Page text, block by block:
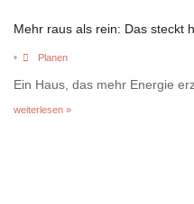
Mehr raus als rein: Das steckt
• Planen
Ein Haus, das mehr Energie
weiterlesen »